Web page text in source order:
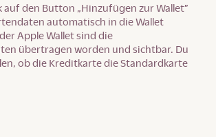
auf den Button „Hinzufügen zur Wallet”
automatisch in die Wallet
Apple Wallet sind die
übertragen worden und sichtbar. Du
ob die Kreditkarte die Standardkarte